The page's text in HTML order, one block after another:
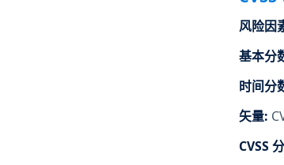
风险因
基本分
时间分
矢量:
CVSS